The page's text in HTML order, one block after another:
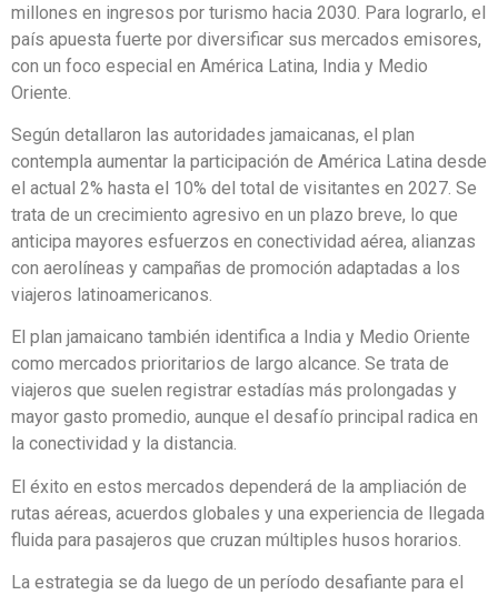
millones en ingresos por turismo hacia 2030. Para lograrlo, el
país apuesta fuerte por diversificar sus mercados emisores,
con un foco especial en América Latina, India y Medio
Oriente.
Según detallaron las autoridades jamaicanas, el plan
contempla aumentar la participación de América Latina desde
el actual 2% hasta el 10% del total de visitantes en 2027. Se
trata de un crecimiento agresivo en un plazo breve, lo que
anticipa mayores esfuerzos en conectividad aérea, alianzas
con aerolíneas y campañas de promoción adaptadas a los
viajeros latinoamericanos.
El plan jamaicano también identifica a India y Medio Oriente
como mercados prioritarios de largo alcance. Se trata de
viajeros que suelen registrar estadías más prolongadas y
mayor gasto promedio, aunque el desafío principal radica en
la conectividad y la distancia.
El éxito en estos mercados dependerá de la ampliación de
rutas aéreas, acuerdos globales y una experiencia de llegada
fluida para pasajeros que cruzan múltiples husos horarios.
La estrategia se da luego de un período desafiante para el